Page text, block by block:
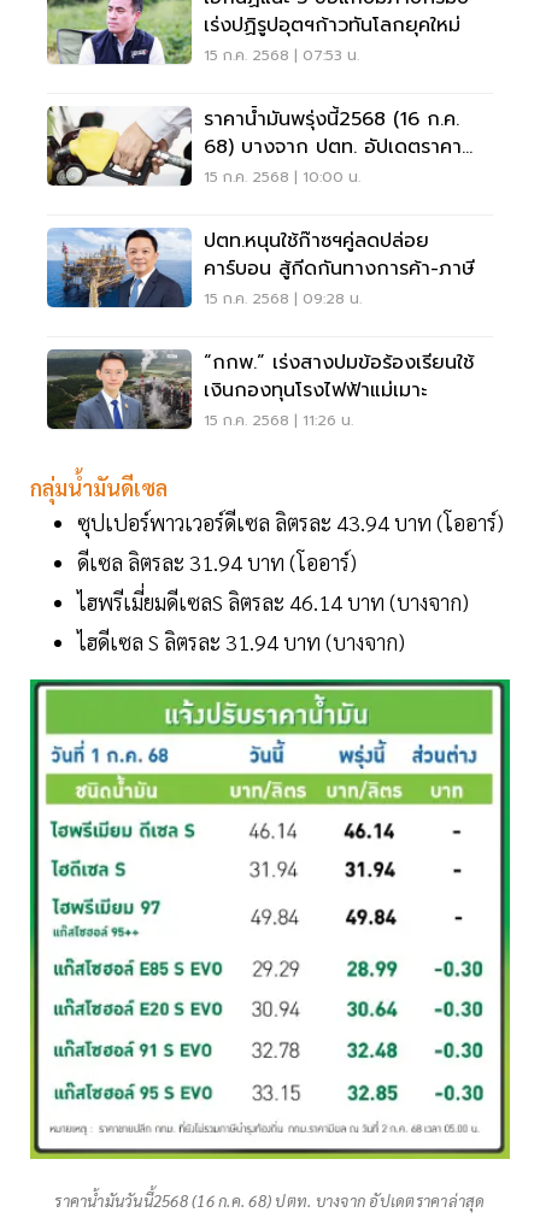
เร่งปฏิรูปอุตฯก้าวทันโลกยุคใหม่
15 ก.ค. 2568 | 07:53 น.
ราคาน้ำมันพรุ่งนี้2568 (16 ก.ค.
68) บางจาก ปตท. อัปเดตราคา
ล่าสุด
15 ก.ค. 2568 | 10:00 น.
ปตท.หนุนใช้ก๊าซฯคู่ลดปล่อย
คาร์บอน สู้กีดกันทางการค้า-ภาษี
15 ก.ค. 2568 | 09:28 น.
“กกพ.” เร่งสางปมข้อร้องเรียนใช้
เงินกองทุนโรงไฟฟ้าแม่เมาะ
15 ก.ค. 2568 | 11:26 น.
กลุ่มน้ำมันดีเซล
ซุปเปอร์พาวเวอร์ดีเซล ลิตรละ 43.94 บาท (โออาร์)
ดีเซล ลิตรละ 31.94 บาท (โออาร์)
ไฮพรีเมี่ยมดีเซลS ลิตรละ 46.14 บาท (บางจาก)
ไฮดีเซล S ลิตรละ 31.94 บาท (บางจาก)
ราคาน้ำมันวันนี้2568 (16 ก.ค. 68) ปตท. บางจาก อัปเดตราคาล่าสุด